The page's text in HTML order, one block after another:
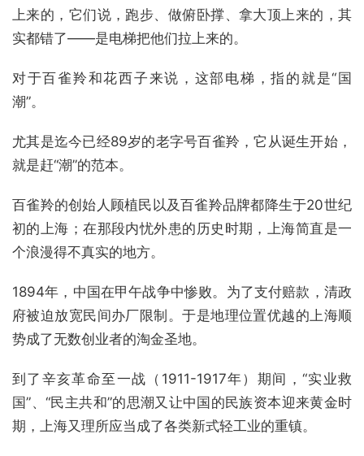
上来的，它们说，跑步、做俯卧撑、拿大顶上来的，其
实都错了——是电梯把他们拉上来的。
对于百雀羚和花西子来说，这部电梯，指的就是“国
潮”。
尤其是迄今已经89岁的老字号百雀羚，它从诞生开始，
就是赶“潮”的范本。
百雀羚的创始人顾植民以及百雀羚品牌都降生于20世纪
初的上海；在那段内忧外患的历史时期，上海简直是一
个浪漫得不真实的地方。
1894年，中国在甲午战争中惨败。为了支付赔款，清政
府被迫放宽民间办厂限制。于是地理位置优越的上海顺
势成了无数创业者的淘金圣地。
到了辛亥革命至一战（1911-1917年）期间，“实业救
国”、“民主共和”的思潮又让中国的民族资本迎来黄金时
期，上海又理所应当成了各类新式轻工业的重镇。